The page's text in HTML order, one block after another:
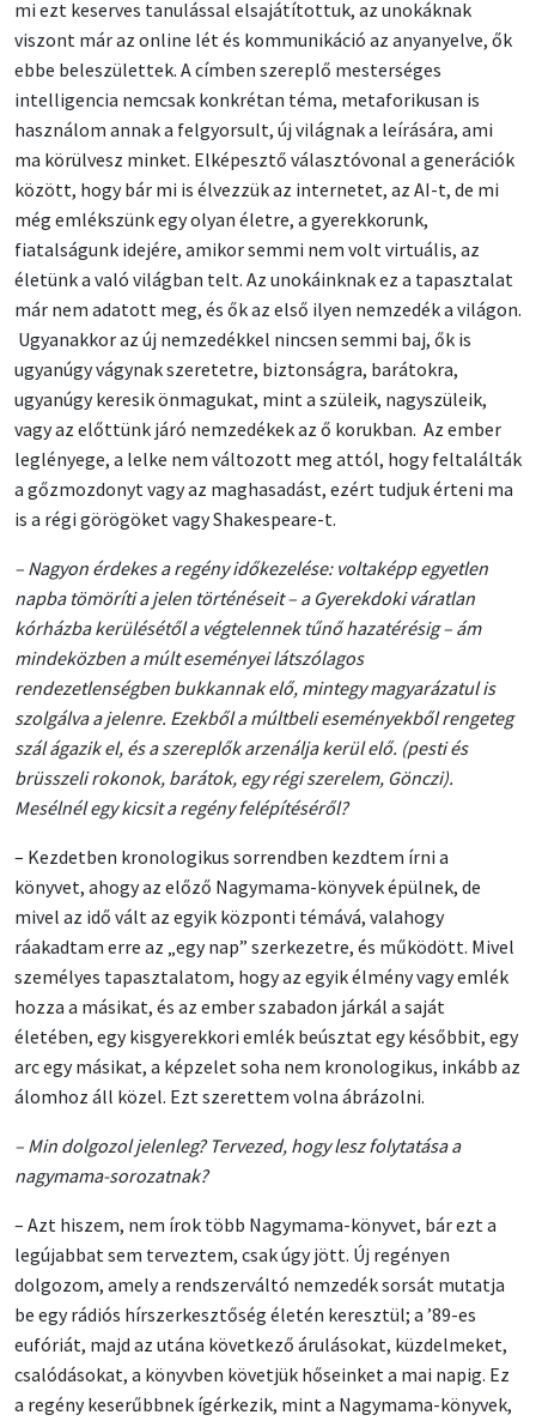
mi ezt keserves tanulással elsajátítottuk, az unokáknak
viszont már az online lét és kommunikáció az anyanyelve, ők
ebbe beleszülettek. A címben szereplő mesterséges
intelligencia nemcsak konkrétan téma, metaforikusan is
használom annak a felgyorsult, új világnak a leírására, ami
ma körülvesz minket. Elképesztő választóvonal a generációk
között, hogy bár mi is élvezzük az internetet, az AI-t, de mi
még emlékszünk egy olyan életre, a gyerekkorunk,
fiatalságunk idejére, amikor semmi nem volt virtuális, az
életünk a való világban telt. Az unokáinknak ez a tapasztalat
már nem adatott meg, és ők az első ilyen nemzedék a világon.
Ugyanakkor az új nemzedékkel nincsen semmi baj, ők is
ugyanúgy vágynak szeretetre, biztonságra, barátokra,
ugyanúgy keresik önmagukat, mint a szüleik, nagyszüleik,
vagy az előttünk járó nemzedékek az ő korukban. Az ember
leglényege, a lelke nem változott meg attól, hogy feltalálták
a gőzmozdonyt vagy az maghasadást, ezért tudjuk érteni ma
is a régi görögöket vagy Shakespeare-t.
– Nagyon érdekes a regény időkezelése: voltaképp egyetlen
napba tömöríti a jelen történéseit – a Gyerekdoki váratlan
kórházba kerülésétől a végtelennek tűnő hazatérésig – ám
mindeközben a múlt eseményei látszólagos
rendezetlenségben bukkannak elő, mintegy magyarázatul is
szolgálva a jelenre. Ezekből a múltbeli eseményekből rengeteg
szál ágazik el, és a szereplők arzenálja kerül elő. (pesti és
brüsszeli rokonok, barátok, egy régi szerelem, Gönczi).
Mesélnél egy kicsit a regény felépítéséről?
– Kezdetben kronologikus sorrendben kezdtem írni a
könyvet, ahogy az előző Nagymama-könyvek épülnek, de
mivel az idő vált az egyik központi témává, valahogy
ráakadtam erre az „egy nap” szerkezetre, és működött. Mivel
személyes tapasztalatom, hogy az egyik élmény vagy emlék
hozza a másikat, és az ember szabadon járkál a saját
életében, egy kisgyerekkori emlék beúsztat egy későbbit, egy
arc egy másikat, a képzelet soha nem kronologikus, inkább az
álomhoz áll közel. Ezt szerettem volna ábrázolni.
– Min dolgozol jelenleg? Tervezed, hogy lesz folytatása a
nagymama-sorozatnak?
– Azt hiszem, nem írok több Nagymama-könyvet, bár ezt a
legújabbat sem terveztem, csak úgy jött. Új regényen
dolgozom, amely a rendszerváltó nemzedék sorsát mutatja
be egy rádiós hírszerkesztőség életén keresztül; a ’89-es
eufóriát, majd az utána következő árulásokat, küzdelmeket,
csalódásokat, a könyvben követjük hőseinket a mai napig. Ez
a regény keserűbbnek ígérkezik, mint a Nagymama-könyvek,